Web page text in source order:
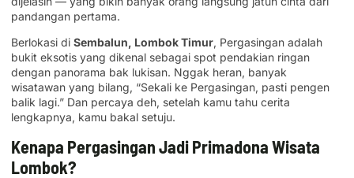
pandangan pertama.
Berlokasi di Sembalun, Lombok Timur, Pergasingan adalah
bukit eksotis yang dikenal sebagai spot pendakian ringan
dengan panorama bak lukisan. Nggak heran, banyak
wisatawan yang bilang, “Sekali ke Pergasingan, pasti pengen
balik lagi.” Dan percaya deh, setelah kamu tahu cerita
lengkapnya, kamu bakal setuju.
Kenapa Pergasingan Jadi Primadona Wisata
Lombok?